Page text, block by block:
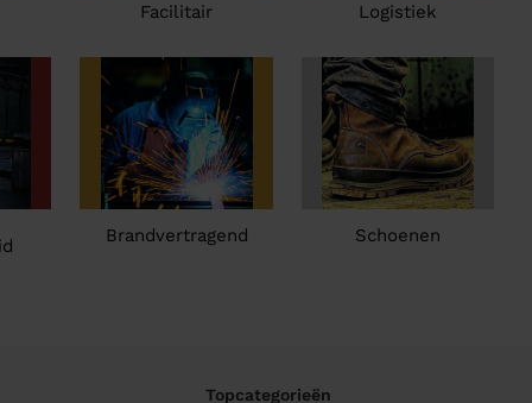
Facilitair Logistiek
Brandvertragend Schoenen
Topcategorieën